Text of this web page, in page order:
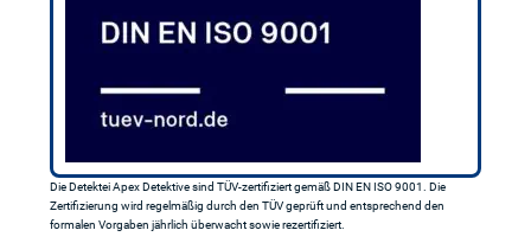
Die Detektei Apex Detektive sind TÜV-zertifiziert gemäß DIN EN ISO 9001. Die
Zertifizierung wird regelmäßig durch den TÜV geprüft und entsprechend den
formalen Vorgaben jährlich überwacht sowie rezertifiziert.